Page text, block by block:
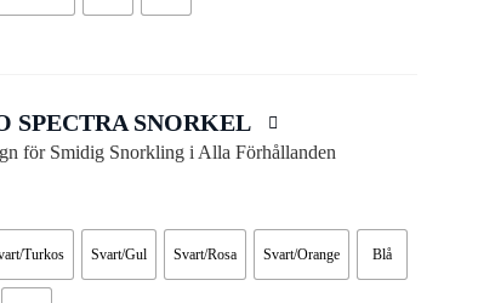
SPECTRA SNORKEL
för Smidig Snorkling i Alla Förhållanden
Turkos Svart/Gul Svart/Rosa Svart/Orange Blå